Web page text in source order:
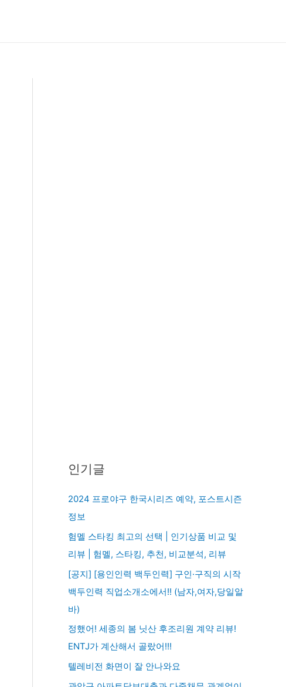
인기글
2024 프로야구 한국시리즈 예약, 포스트시즌
정보
험멜 스타킹 최고의 선택 | 인기상품 비교 및
리뷰 | 험멜, 스타킹, 추천, 비교분석, 리뷰
[공지] [용인인력 백두인력] 구인·구직의 시작
백두인력 직업소개소에서!! (남자,여자,당일알
바)
정했어! 세종의 봄 닛산 후조리원 계약 리뷰!
ENTJ가 계산해서 골랐어!!!
텔레비전 화면이 잘 안나와요